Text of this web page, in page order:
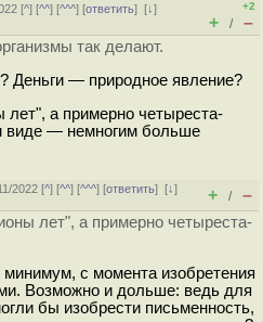
[^] [^^] [^^^] [ответить][↓]
+2
+ / –
так делают.
Деньги — природное явление?
а примерно четыреста-
виде — немногим больше
2022 [^] [^^] [^^^] [ответить][↓]
+ / –
лет", а примерно четыреста-
минимум, с момента изобретения
Возможно и дольше: ведь для
бы изобрести письменность,